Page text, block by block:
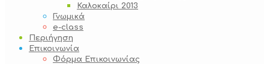
Καλοκαίρι 2013
Γνωμικά
e-class
Περιήγηση
Επικοινωνία
Φόρμα Επικοινωνίας